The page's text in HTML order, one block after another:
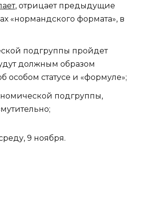
, отрицает предыдущие
«нормандского формата», в
подгруппы пройдет
должным образом
статусе и «формуле»;
подгруппы,
9 ноября.